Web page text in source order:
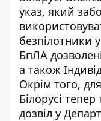
указ, який
безпілотники
БпЛА
а також
Окрім того,
Білорусі
дозвіл у